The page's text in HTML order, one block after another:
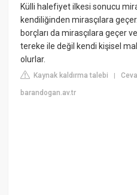
Külli halefiyet ilkesi sonucu
kendiliğinden mirasçılara
borçları da mirasçılara geçer
tereke ile değil kendi kişisel
olurlar.
Kaynak kaldırma talebi |
barandogan.av.tr